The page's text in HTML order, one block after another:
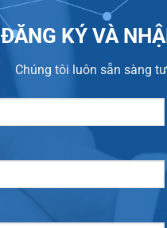
ĐĂNG KÝ VÀ
Chúng tôi luôn sẵn sàng